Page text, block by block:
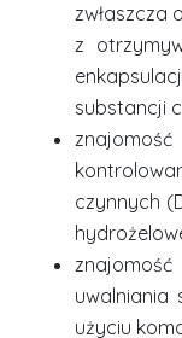
zwłaszcza
z
substancji
czynnych
uwalniania
użyciu